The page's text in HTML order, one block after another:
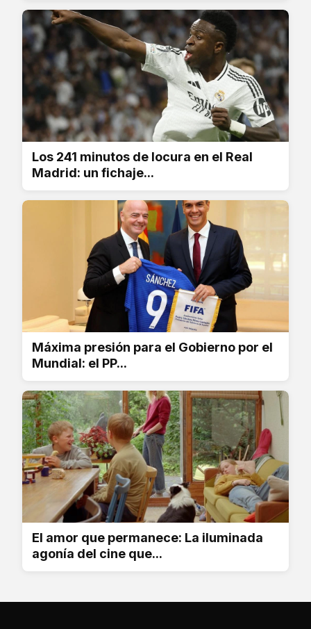
Los 241 minutos de locura en el Real
Madrid: un fichaje...
Máxima presión para el Gobierno por el
Mundial: el PP...
El amor que permanece: La iluminada
agonía del cine que...